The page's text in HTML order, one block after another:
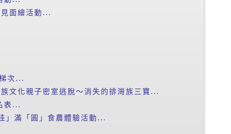
面繪活動...
次...
文化親子密室逃脫～消失的排灣族三寶...
表...
」滿「圓」食農體驗活動...